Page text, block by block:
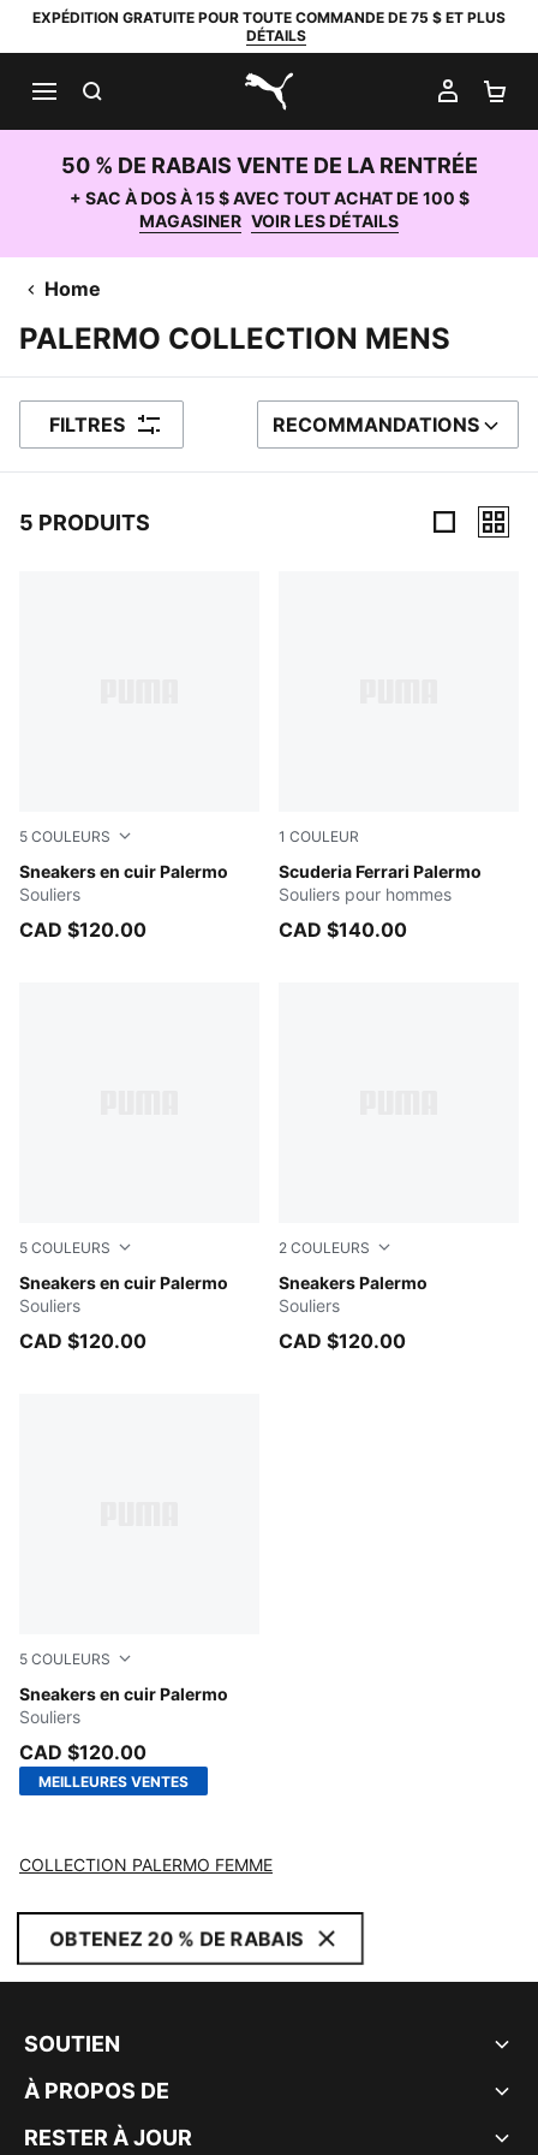
EXPÉDITION GRATUITE POUR TOUTE COMMANDE DE 75 $ ET PLUS
DÉTAILS
PUMA.com
MON
50 % DE RABAIS VENTE DE LA RENTRÉE
+ SAC À DOS À 15 $ AVEC TOUT ACHAT DE 100 $
MAGASINER VOIR LES DÉTAILS
Home
PALERMO COLLECTION MENS
FILTRES TRIER PAR
RECOMMANDATIONS
5 PRODUITS
5 COULEURS
Sneakers en cuir Palermo
PUMA White-Vapor Gray-Gum
Souliers
CAD $120.00
1 COULEUR
Scuderia Ferrari Palermo
Rosso Corsa-PUMA Black
Souliers pour hommes
CAD $140.00
5 COULEURS
Sneakers en cuir Palermo
PUMA Black-Feather Gray-Gum
Souliers
CAD $120.00
2 COULEURS
Sneakers Palermo
Alpine Snow-PUMA White
Souliers
CAD $120.00
5 COULEURS
Sneakers en cuir Palermo
PUMA White-Chocolate Brown-Gum
Souliers
CAD $120.00
MEILLEURES VENTES
COLLECTION PALERMO FEMME
OBTENEZ 20 % DE RABAIS
SOUTIEN
À PROPOS DE
RESTER À JOUR